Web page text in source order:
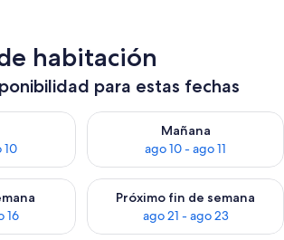
habitación
para estas fechas
10
para hoy ago 9 - ago 10
Mañana
ago 10 - ago 11
Consulta la disponibilidad
16
para este fin de semana ago 14 -
Próximo fin de semana
ago 21 - ago 23
Consulta la disponibilidad